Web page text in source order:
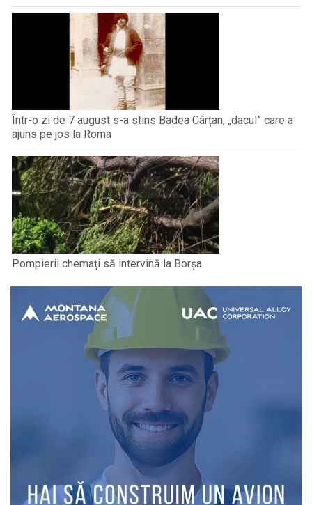
Într-o zi de 7 august s-a stins Badea Cârțan, „dacul” care a
ajuns pe jos la Roma
Pompierii chemați să intervină la Borșa